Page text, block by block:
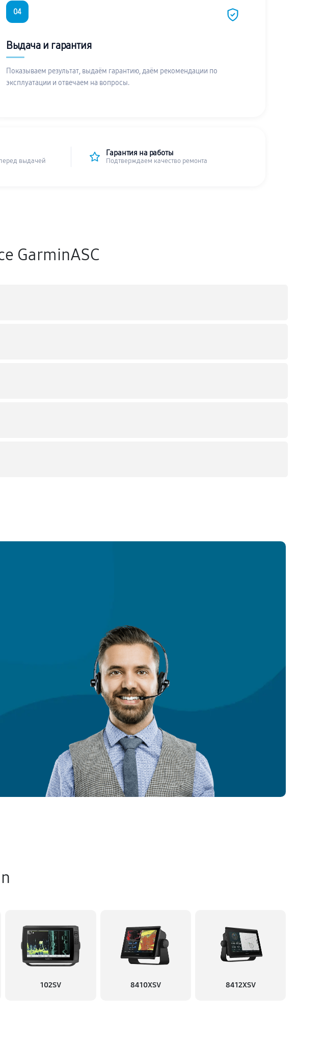
04
Выдача и гарантия
Показываем результат, выдаём гарантию, даём рекомендации по
эксплуатации и отвечаем на вопросы.
выдачей
Гарантия на работы
Подтверждаем качество ремонта
GarminASC
102SV 8410XSV 8412XSV